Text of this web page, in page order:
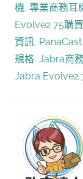
機, 專業商務耳
Evolve2 75購
資訊,
規格, Jabra商
Jabra Evolve2